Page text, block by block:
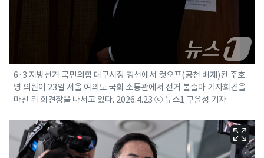
6·3 지방선거 국민의힘 대구시장 경선에서 컷오프(공천 배제)된 주호
영 의원이 23일 서울 여의도 국회 소통관에서 선거 불출마 기자회견을
마친 뒤 회견장을 나서고 있다. 2026.4.23 ⓒ 뉴스1 구윤성 기자